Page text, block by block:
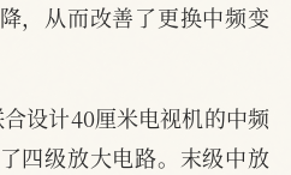
，从而改善了更换中频变
设计40厘米电视机的中频
四级放大电路。末级中放